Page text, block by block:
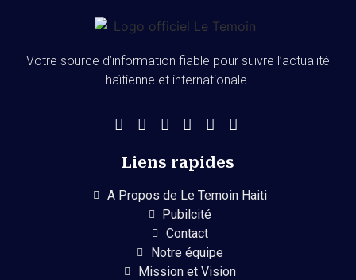
Votre source d’information fiable pour suivre l’actualité
haïtienne et internationale.
Liens rapides
A Propos de Le Temoin Haiti
Pubilcité
Contact
Notre équipe
Mission et Vision